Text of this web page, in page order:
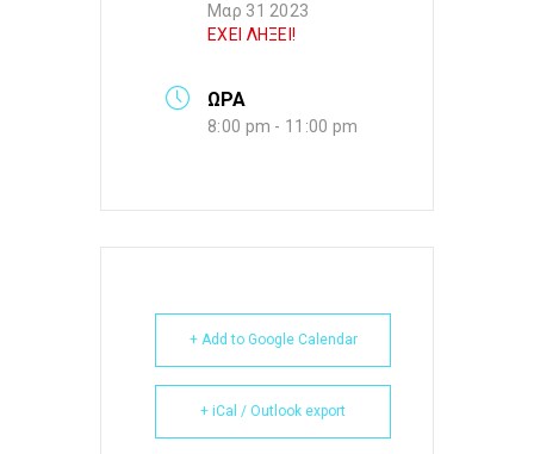
Μαρ 31 2023
ΕΧΕΙ ΛΗΞΕΙ!
ΩΡΑ
8:00 pm - 11:00 pm
+ Add to Google Calendar
+ iCal / Outlook export